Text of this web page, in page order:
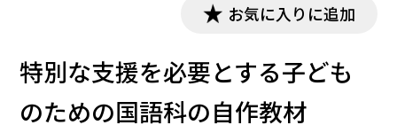
お気に入りに追加
特別な支援を必要とする子ども
のための国語科の自作教材